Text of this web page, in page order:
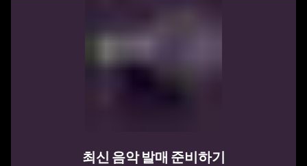
최신 음악 발매 준비하기